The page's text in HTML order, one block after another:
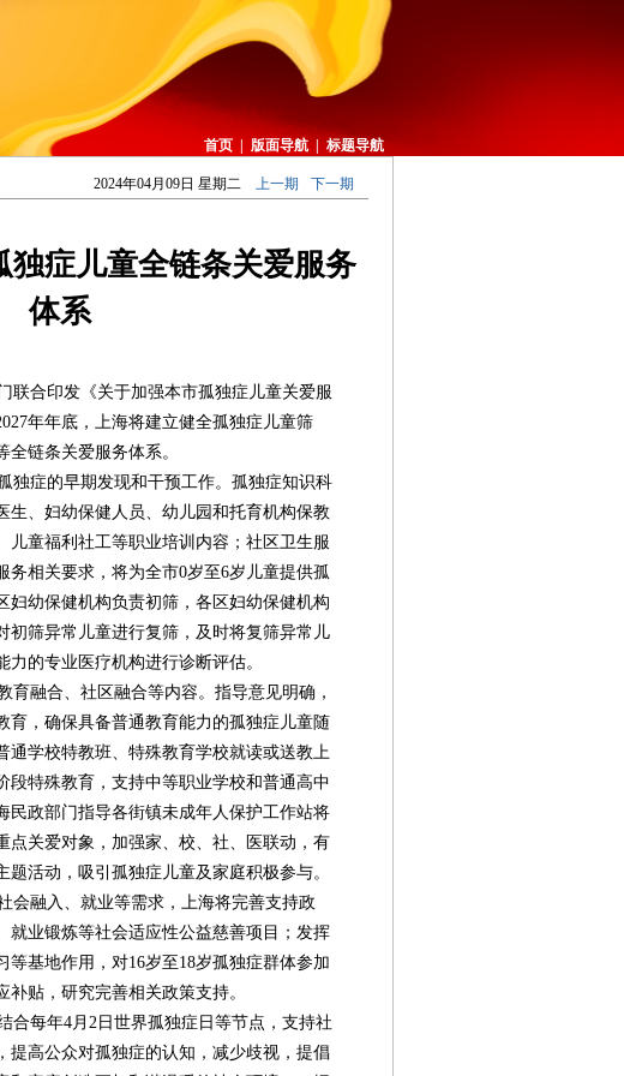
首页 版面导航 标题导航
第07版
第08版
第09版
2024年04月09日 星期二 上一期 下一期
独症儿童全链条关爱服务
体系
合印发《关于加强本市孤独症儿童关爱服
年年底，上海将建立健全孤独症儿童筛
链条关爱服务体系。
症的早期发现和干预工作。孤独症知识科
生、妇幼保健人员、幼儿园和托育机构保教
儿童福利社工等职业培训内容；社区卫生服
务相关要求，将为全市0岁至6岁儿童提供孤
妇幼保健机构负责初筛，各区妇幼保健机构
初筛异常儿童进行复筛，及时将复筛异常儿
的专业医疗机构进行诊断评估。
融合、社区融合等内容。指导意见明确，
育，确保具备普通教育能力的孤独症儿童随
通学校特教班、特殊教育学校就读或送教上
段特殊教育，支持中等职业学校和普通高中
民政部门指导各街镇未成年人保护工作站将
点关爱对象，加强家、校、社、医联动，有
活动，吸引孤独症儿童及家庭积极参与。
会融入、就业等需求，上海将完善支持政
就业锻炼等社会适应性公益慈善项目；发挥
等基地作用，对16岁至18岁孤独症群体参加
贴，研究完善相关政策支持。
每年4月2日世界孤独症日等节点，支持社
提高公众对孤独症的认知，减少歧视，提倡